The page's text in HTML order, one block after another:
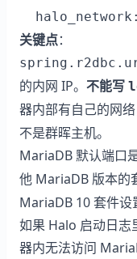
关键点：
的内网 IP。 不能写
器内部有自己的网络
不是群晖主机。
MariaDB 默认端口
他 MariaDB 版本的
MariaDB 10 套件设
如果 Halo 启动日志
器内无法访问